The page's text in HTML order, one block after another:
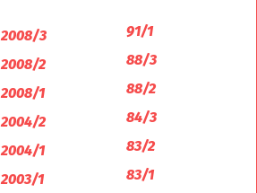
2008/3
2008/2
2008/1
2004/2
2004/1
2003/1
91/1
88/3
88/2
84/3
83/2
83/1